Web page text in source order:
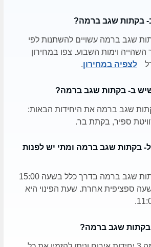
בקתות שגב ברמה?
שגב ברמה עשויים להשתנות לפי
וימות השבוע. צפו במחירון
לצפיה במחירון.
ב- בקתות שגב ברמה?
שגב ברמה את היחידות הבאות:
ספיר, בקתת בר.
בקתות שגב ברמה ומתי יש לפנות
אפשר להגיע ל- בקתות שגב ברמה בדרך כלל בשעה 15:00
ספציפית אחרת. שעת הפינוי היא
בקתות שגב ברמה?